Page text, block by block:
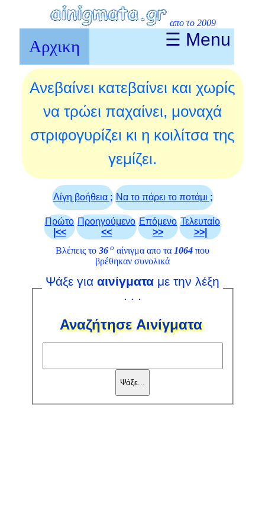
απο το 2009
Αρχικη ☰ Menu
Ανεβαίνει κατεβαίνει και χωρίς
να τρώει παχαίνει, μοναχά
στριφογυρίζει κι η κοιλίτσα της
γεμίζει.
Λίγη βοήθεια ; Να το πάρει το ποτάμι ;
Πρώτο
|<<
Προηγούμενο
<<
Επόμενο
>>
Τελευταίο
>>|
Βλέπεις το 36 ο αίνιγμα απο τα 1064 που
βρέθηκαν συνολικά
Ψάξε για αινίγματα με την λέξη
. . .
Αναζήτησε Αινίγματα